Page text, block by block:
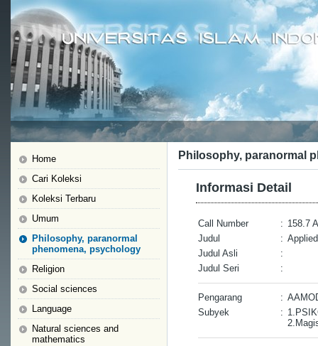
Home
Cari Koleksi
Koleksi Terbaru
Umum
Philosophy, paranormal
phenomena, psychology
Religion
Social sciences
Language
Natural sciences and
mathematics
Philosophy, paranormal
Informasi Detail
Call Number : 158.7
Judul
:
Judul Asli
:
Judul Seri
:
Pengarang :
Subyek
: